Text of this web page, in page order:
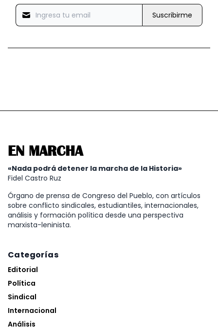
Suscribirme
EN MARCHA
«Nada podrá detener la marcha de la Historia»
Fidel Castro Ruz
Órgano de prensa de Congreso del Pueblo, con artículos
sobre conflicto sindicales, estudiantiles, internacionales,
análisis y formación política desde una perspectiva
marxista-leninista.
Categorías
Editorial
Política
Sindical
Internacional
Análisis